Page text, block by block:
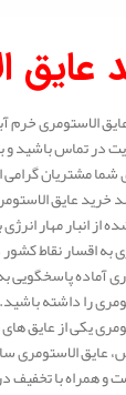
عایق
الاستومری
در تماس باشید و
شما مشتریان
خرید عایق
از انبار مهار
به اقسار نقاط
آماده پاسخگویی
را داشته باشید.
یکی از عایق
الاستومری
و همراه با تخفیف